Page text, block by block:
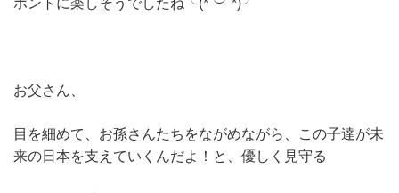
お父さん、
目を細めて、お孫さんたちをながめながら、この子達が未
来の日本を支えていくんだよ！と、優しく見守る